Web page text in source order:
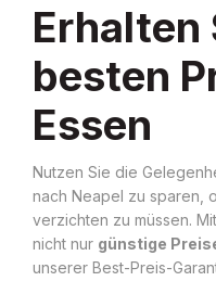
Erhalten
besten
Essen
Nutzen Sie die
nach Neapel zu sparen,
verzichten zu müssen.
nicht nur günstige
unserer Best-Preis-